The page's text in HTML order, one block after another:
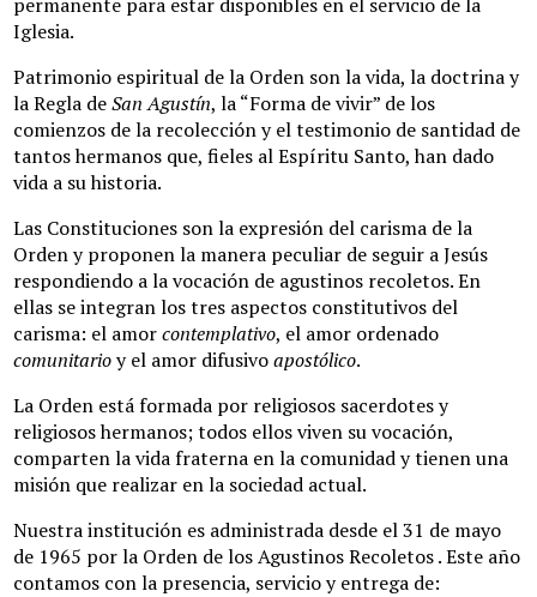
Iglesia.
Patrimonio espiritual de la Orden son la vida, la doctrina y
la Regla deSan Agustín, la “Forma de vivir” de los
comienzos de la recolección y el testimonio de santidad de
tantos hermanos que, fieles al Espíritu Santo, han dado
vida a su historia.
Las Constituciones son la expresión del carisma de la
Orden y proponen la manera peculiar de seguir a Jesús
respondiendo a la vocación de agustinos recoletos. En
ellas se integran los tres aspectos constitutivos del
carisma: el amorcontemplativo, el amor ordenado
comunitarioy el amor difusivoapostólico.
La Orden está formada por religiosos sacerdotes y
religiosos hermanos; todos ellos viven su vocación,
comparten la vida fraterna en la comunidad y tienen una
misión que realizar en la sociedad actual.
Nuestra institución es administrada desde el 31 de mayo
de 1965 por la Orden de los Agustinos Recoletos . Este año
contamos con la presencia, servicio y entrega de: